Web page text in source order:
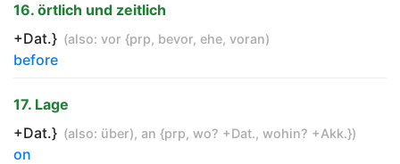
16. örtlich und zeitlich
+Dat.} (also: vor {prp, bevor, ehe, voran)
before
17. Lage
+Dat.} (also: über), an {prp, wo? +Dat., wohin? +Akk.})
on